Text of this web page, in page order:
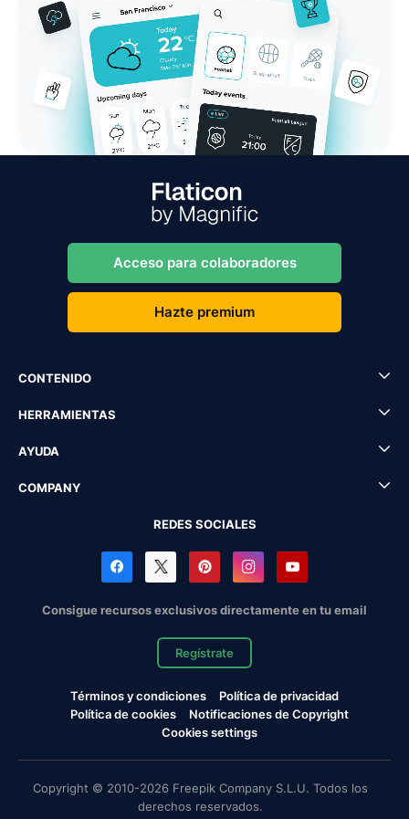
Acceso para colaboradores
Hazte premium
CONTENIDO
HERRAMIENTAS
AYUDA
COMPANY
REDES SOCIALES
Consigue recursos exclusivos directamente en tu email
Regístrate
Términos y condiciones
Política de privacidad
Política de cookies
Notificaciones de Copyright
Cookies settings
Copyright © 2010-2026 Freepik Company S.L.U. Todos los
derechos reservados.